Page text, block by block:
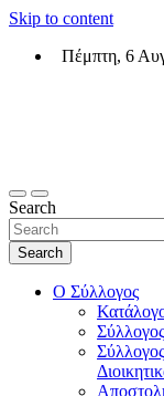
Skip to content
Πέμπτη, 6
Search
Search
Ο Σύλλογος